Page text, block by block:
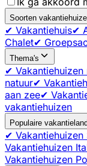
Soorten
✔ Vakantiehuis✔
Chalet✔
Thema's
✔ Vakantiehuizen
natuur✔
aan zee✔
vakantiehuizen
Populaire
✔ Vakantiehuizen
Vakantiehuizen
Vakantiehuizen